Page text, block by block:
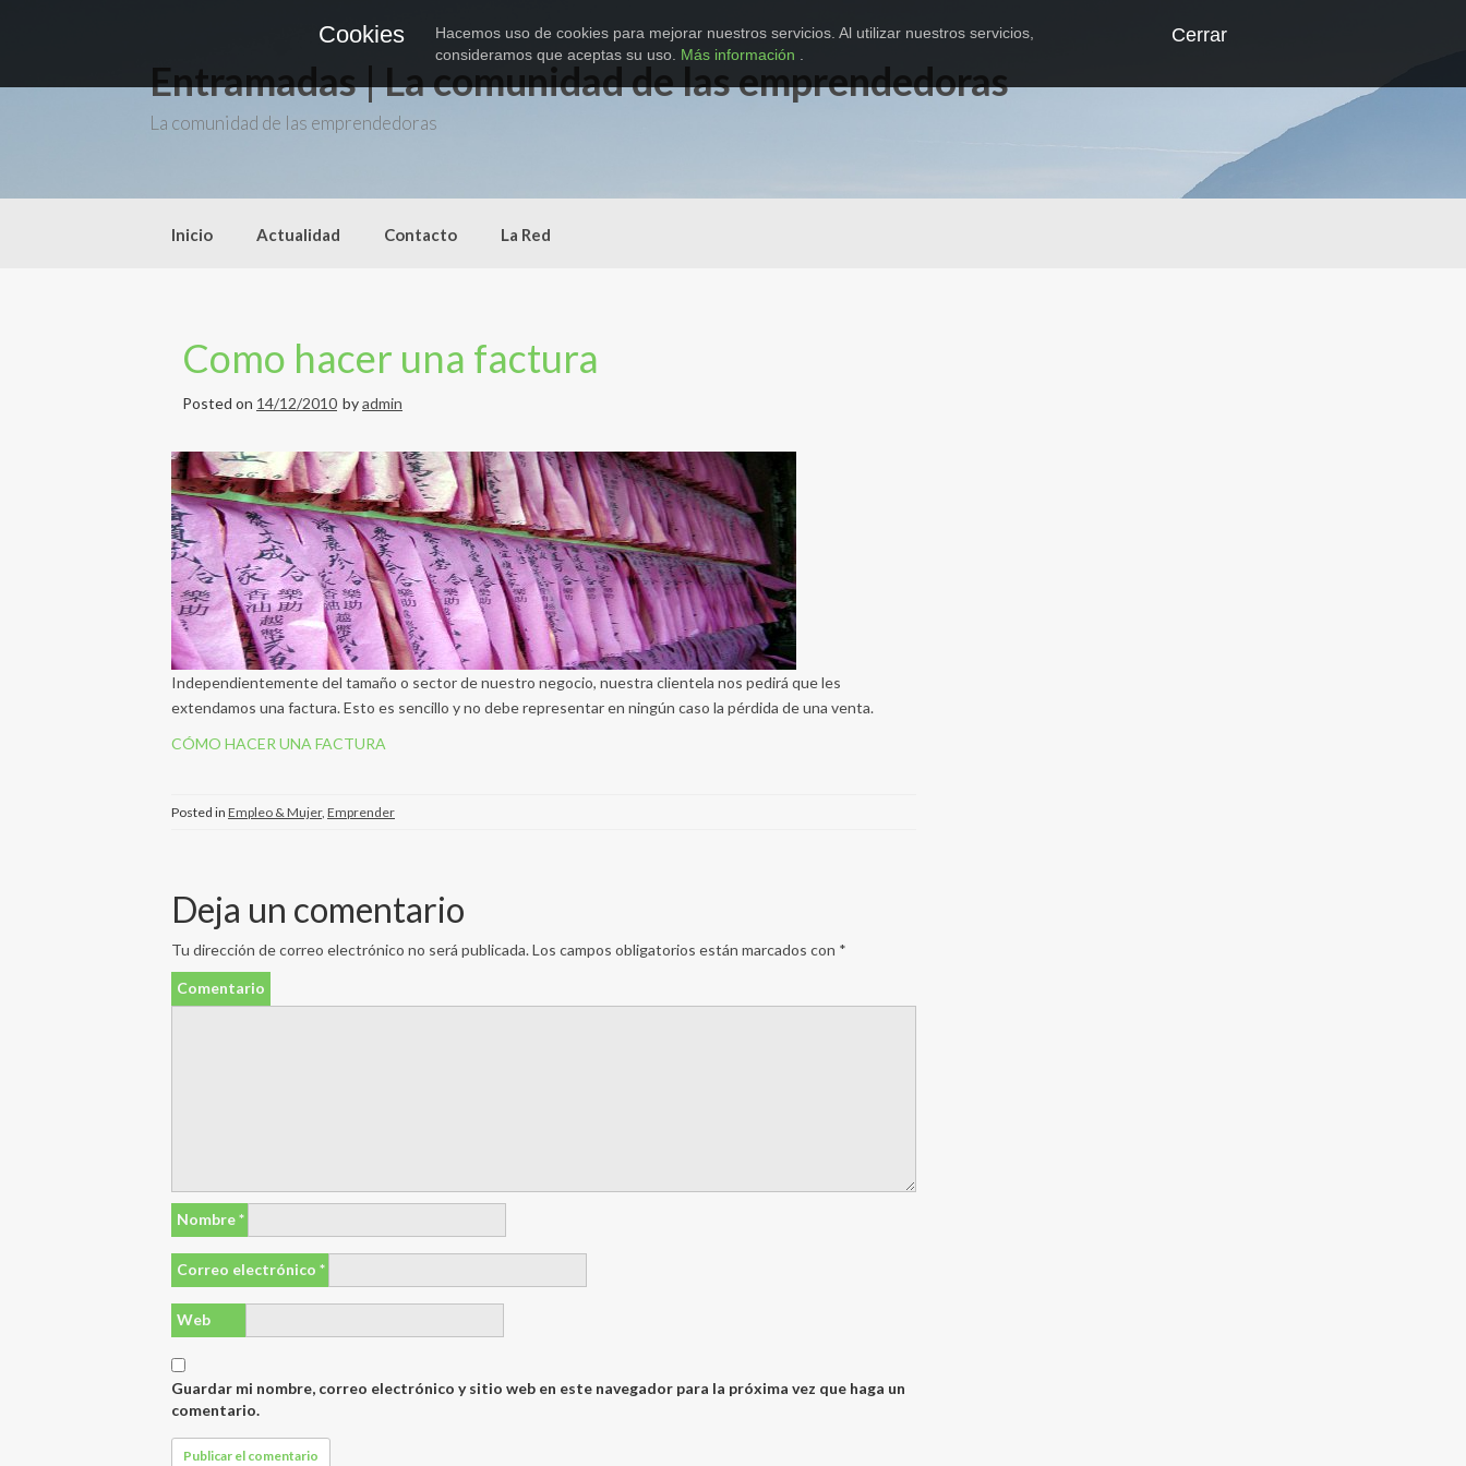
Cookies
Hacemos uso de cookies para mejorar nuestros servicios. Al utilizar nuestros servicios,
consideramos que aceptas su uso. Más información
Cerrar
Entramadas | La comunidad de las emprendedoras
La comunidad de las emprendedoras
Inicio Actualidad Contacto La Red
Como hacer una factura
Posted on 14/12/2010 byadmin
Independientemente del tamaño o sector de nuestro negocio, nuestra clientela nos pedirá que les
extendamos una factura. Esto es sencillo y no debe representar en ningún caso la pérdida de una venta.
CÓMO HACER UNA FACTURA
Posted in Empleo & Mujer, Emprender
Deja un comentario
Tu dirección de correo electrónico no será publicada.Los campos obligatorios están marcados con *
Comentario
Nombre*
Correo electrónico *
Web
Guardar mi nombre, correo electrónico y sitio web en este navegador para la próxima vez que haga un
comentario.